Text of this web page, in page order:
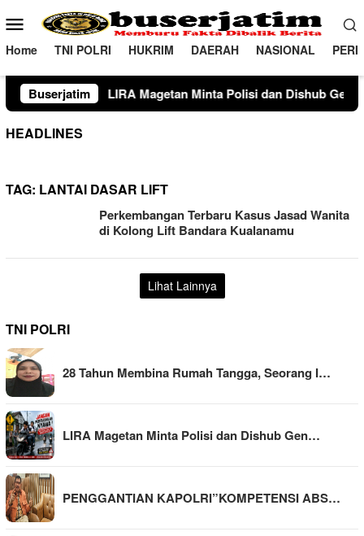
ke
konten
Menu
Mobile
Home TNI POLRI HUKRIM DAERAH NASIONAL
Buserjatim
Magetan Minta Polisi dan Dishub Gencarkan Sosialisasi
HEADLINES
TAG: LANTAI DASAR LIFT
Perkembangan Terbaru Kasus Jasad Wanita
di Kolong Lift Bandara Kualanamu
Lihat Lainnya
TNI POLRI
28 Tahun Membina Rumah Tangga, Seorang I…
LIRA Magetan Minta Polisi dan Dishub Gen…
PENGGANTIAN KAPOLRI”KOMPETENSI ABS…